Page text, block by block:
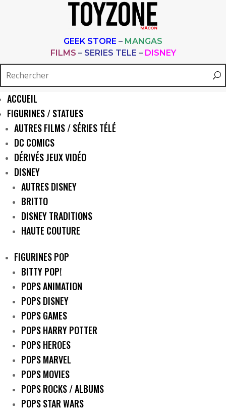
GEEK STORE – MANGAS
FILMS – SERIES TELE – DISNEY
ACCUEIL
FIGURINES / STATUES
AUTRES FILMS / SÉRIES TÉLÉ
DC COMICS
DÉRIVÉS JEUX VIDÉO
DISNEY
AUTRES DISNEY
BRITTO
DISNEY TRADITIONS
HAUTE COUTURE
FIGURINES POP
BITTY POP!
POPS ANIMATION
POPS DISNEY
POPS GAMES
POPS HARRY POTTER
POPS HEROES
POPS MARVEL
POPS MOVIES
POPS ROCKS / ALBUMS
POPS STAR WARS